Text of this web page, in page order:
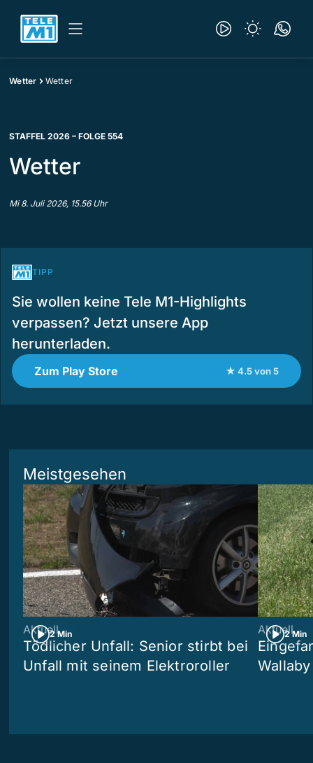
Wetter Wetter
STAFFEL 2026 – FOLGE 554
Wetter
Mi 8. Juli 2026, 15.56 Uhr
TIPP
Sie wollen keine Tele M1-Highlights
verpassen? Jetzt unsere App
herunterladen.
Zum Play Store ★ 4.5 von 5
Meistgesehen
2 Min
Aktuell
Tödlicher Unfall: Senior stirbt bei
Unfall mit seinem Elektroroller
2 Min
Aktuell